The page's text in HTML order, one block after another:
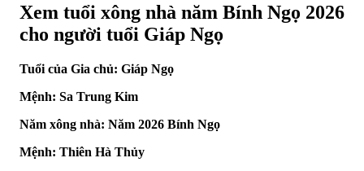
Xem tuổi xông nhà năm Bính Ngọ 2026
cho người tuổi Giáp Ngọ
Tuổi của Gia chủ: Giáp Ngọ
Mệnh: Sa Trung Kim
Năm xông nhà: Năm 2026 Bính Ngọ
Mệnh: Thiên Hà Thủy